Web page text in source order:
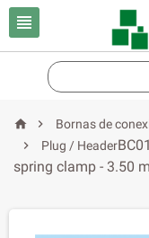

  Bornas de

Plug / Header
spring clamp - 3.50